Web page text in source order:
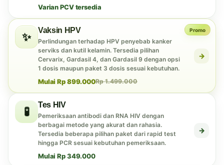
Varian PCV tersedia
Promo
✨
Vaksin HPV
Perlindungan terhadap HPV penyebab kanker
serviks dan kutil kelamin. Tersedia pilihan
Cervarix, Gardasil 4, dan Gardasil 9 dengan opsi
1 dosis maupun paket 3 dosis sesuai kebutuhan.
Mulai Rp 899.000Rp 1.499.000
→
🧪
Tes HIV
Pemeriksaan antibodi dan RNA HIV dengan
berbagai metode yang akurat dan rahasia.
Tersedia beberapa pilihan paket dari rapid test
hingga PCR sesuai kebutuhan pemeriksaan.
Mulai Rp 349.000
→